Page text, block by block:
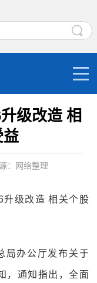
级改造 相
益
：网络整理
升级改造 相关个股
局办公厅发布关于
，通知指出，全面